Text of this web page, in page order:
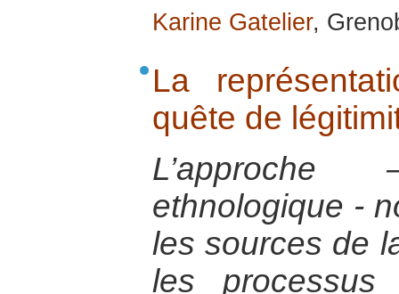
Karine Gatelier,
La
quête de
ethnologique -
les sources de
les processus